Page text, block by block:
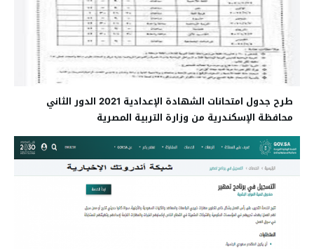
طرح جدول امتحانات الشهادة الإعدادية 2021 الدور الثاني
محافظة الإسكندرية من وزارة التربية المصرية